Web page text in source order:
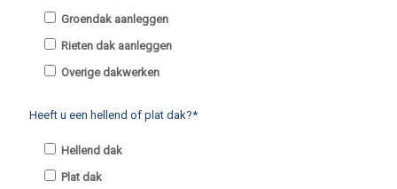
Groendak aanleggen
Rieten dak aanleggen
Overige dakwerken
Heeft u een hellend of plat dak?*
Hellend dak
Plat dak